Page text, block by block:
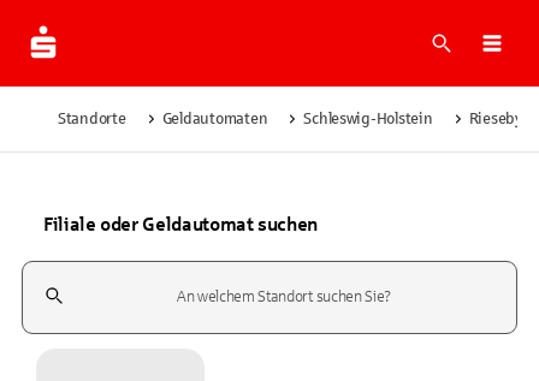
Suche
Standorte Geldautomaten Schleswig-Holstein Rieseby
Filiale oder Geldautomat suchen
Suchfeld